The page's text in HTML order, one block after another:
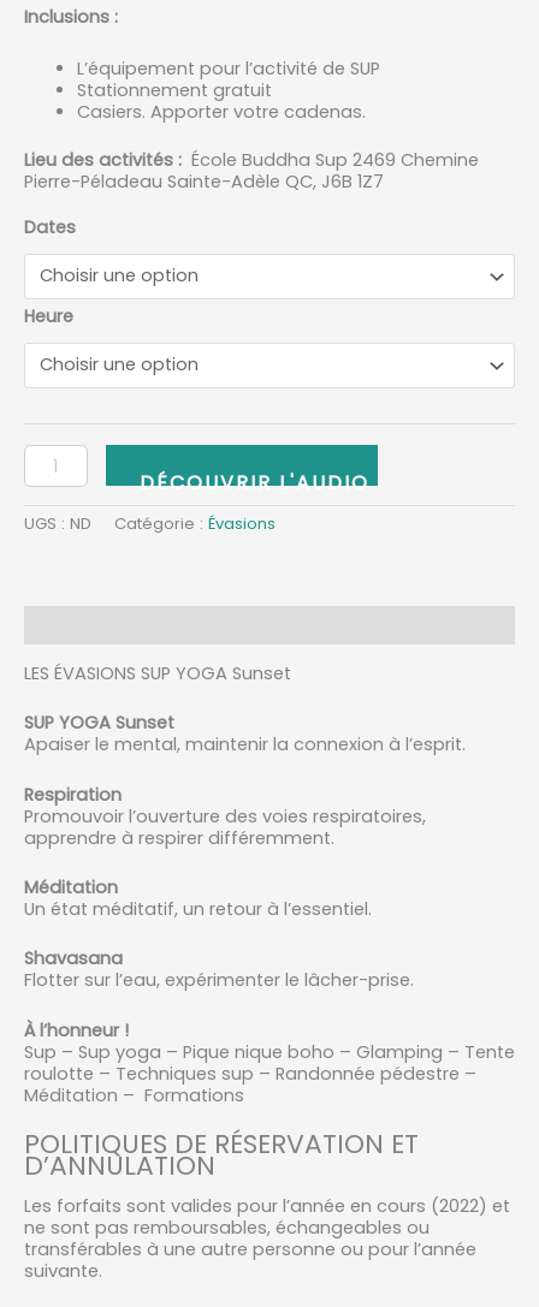
Inclusions :
L’équipement pour l’activité de SUP
Stationnement gratuit
Casiers. Apporter votre cadenas.
Lieu des activités : École Buddha Sup 2469 Chemine
Pierre-Péladeau Sainte-Adèle QC, J6B 1Z7
Dates
Heure
AJOUTER AU PANIER
UGS : ND Catégorie : Évasions
LES ÉVASIONS SUP YOGA Sunset
SUP YOGA Sunset
Apaiser le mental, maintenir la connexion à l’esprit.
Respiration
Promouvoir l’ouverture des voies respiratoires,
apprendre à respirer différemment.
Méditation
Un état méditatif, un retour à l’essentiel.
Shavasana
Flotter sur l’eau, expérimenter le lâcher-prise.
À l’honneur !
Sup – Sup yoga – Pique nique boho – Glamping – Tente
roulotte – Techniques sup – Randonnée pédestre –
Méditation – Formations
POLITIQUES DE RÉSERVATION ET
D’ANNULATION
Les forfaits sont valides pour l’année en cours (2022) et
ne sont pas remboursables, échangeables ou
transférables à une autre personne ou pour l’année
suivante.